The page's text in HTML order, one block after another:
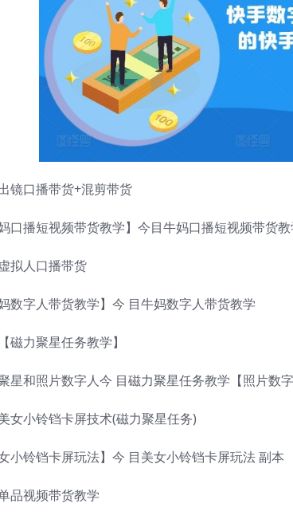
镜口播带货+混剪带货
妈口播短视频带货教学】今目牛妈口播短视频带货
拟人口播带货
妈数字人带货教学】今 目牛妈数字人带货教学
磁力聚星任务教学】
星和照片数字人今 目磁力聚星任务教学【照片数
女小铃铛卡屏技术(磁力聚星任务)
女小铃铛卡屏玩法】今 目美女小铃铛卡屏玩法 副本
品视频带货教学